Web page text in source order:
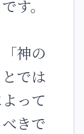
す。
神の
では
って
きで